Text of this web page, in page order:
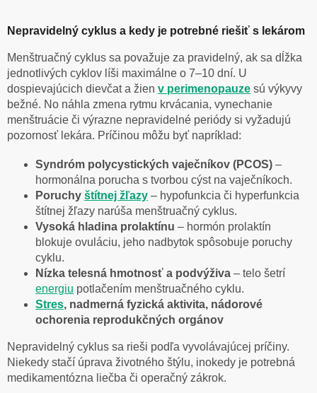
Nepravidelný cyklus a kedy je potrebné riešiť s lekárom
Menštruačný cyklus sa považuje za pravidelný, ak sa dĺžka
jednotlivých cyklov líši maximálne o 7–10 dní. U
dospievajúcich dievčat a žien v perimenopauze sú výkyvy
bežné. No náhla zmena rytmu krvácania, vynechanie
menštruácie či výrazne nepravidelné periódy si vyžadujú
pozornosť lekára. Príčinou môžu byť napríklad:
Syndróm polycystických vaječníkov (PCOS) –
hormonálna porucha s tvorbou cýst na vaječníkoch.
Poruchy štítnej žľazy – hypofunkcia či hyperfunkcia
štítnej žľazy narúša menštruačný cyklus.
Vysoká hladina prolaktínu – hormón prolaktín
blokuje ovuláciu, jeho nadbytok spôsobuje poruchy
cyklu.
Nízka telesná hmotnosť a podvýživa – telo šetrí
energiu potlačením menštruačného cyklu.
Stres, nadmerná fyzická aktivita, nádorové
ochorenia reprodukčných orgánov
Nepravidelný cyklus sa rieši podľa vyvolávajúcej príčiny.
Niekedy stačí úprava životného štýlu, inokedy je potrebná
medikamentózna liečba či operačný zákrok.